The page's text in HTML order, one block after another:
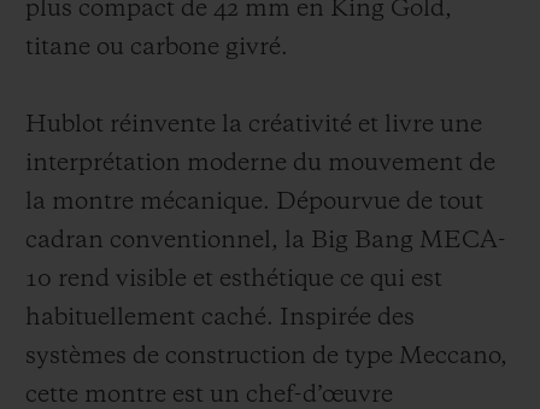
plus compact de 42 mm en King Gold,
titane ou carbone givré.
Hublot réinvente la créativité et livre une
interprétation moderne du mouvement de
la montre mécanique. Dépourvue de tout
cadran conventionnel, la Big Bang MECA-
10 rend visible et esthétique ce qui est
habituellement caché. Inspirée des
systèmes de construction de type Meccano,
cette montre est un chef-d’œuvre
TROUVER UNE BOUTIQUE